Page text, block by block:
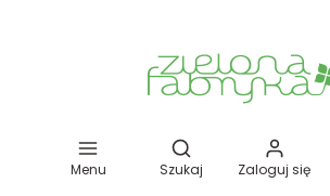
Menu
Otwórz wyszukiwarkę
Szukaj Zaloguj się